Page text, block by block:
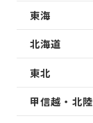
東海
北海道
東北
甲信越・北陸